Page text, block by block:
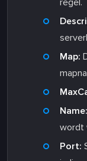
Map:
Name:
wordt
Port: